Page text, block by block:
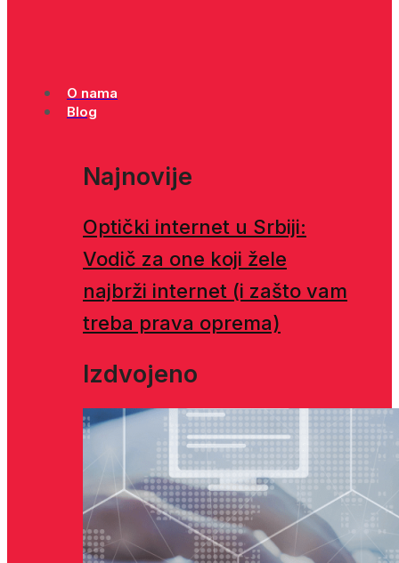
O nama
Blog
Najnovije
Optički internet u Srbiji:
Vodič za one koji žele
najbrži internet (i zašto vam
treba prava oprema)
Izdvojeno